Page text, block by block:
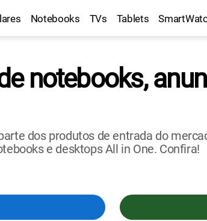
Notebooks TVs Tablets
notebooks,
dos produtos de entrada do
e desktops All in One. Confira!